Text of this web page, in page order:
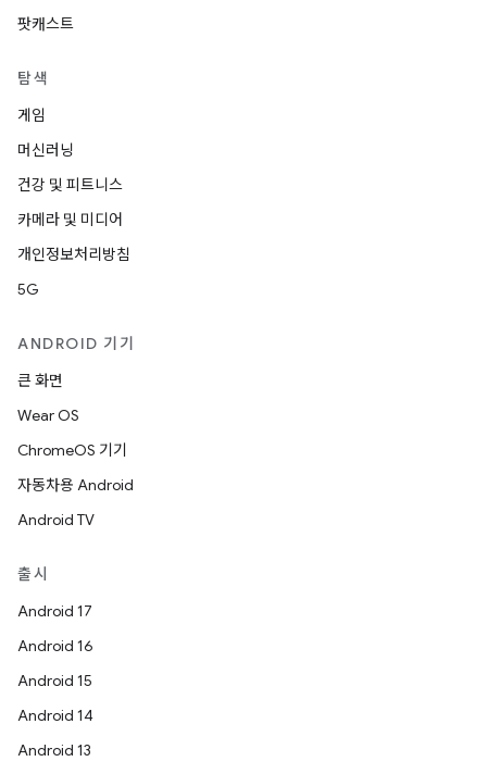
팟캐스트
탐색
게임
머신러닝
건강 및 피트니스
카메라 및 미디어
개인정보처리방침
5G
ANDROID 기기
큰 화면
Wear OS
ChromeOS 기기
자동차용 Android
Android TV
출시
Android 17
Android 16
Android 15
Android 14
Android 13